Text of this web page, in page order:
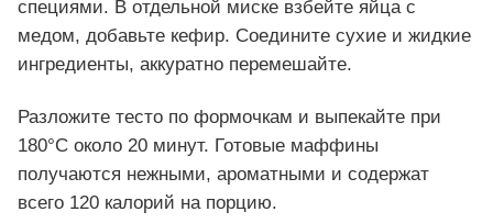
специями. В отдельной миске взбейте яйца с
медом, добавьте кефир. Соедините сухие и жидкие
ингредиенты, аккуратно перемешайте.
Разложите тесто по формочкам и выпекайте при
180°С около 20 минут. Готовые маффины
получаются нежными, ароматными и содержат
всего 120 калорий на порцию.